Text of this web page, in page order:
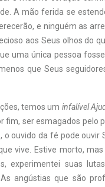
A mão ferida se
e ninguém as
aos Seus olhos do
uma única pessoa
que Seus
temos um infalível
fim, ser esmagados pelo
ouvido da fé pode ouvir
vive. Estive morto,
experimentei suas
angústias que são